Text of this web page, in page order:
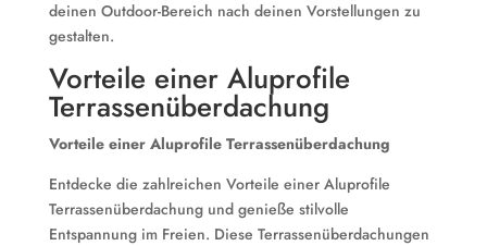
deinen Outdoor-Bereich nach deinen Vorstellungen zu
gestalten.
Vorteile einer Aluprofile
Terrassenüberdachung
Vorteile einer Aluprofile Terrassenüberdachung
Entdecke die zahlreichen Vorteile einer Aluprofile
Terrassenüberdachung und genieße stilvolle
Entspannung im Freien. Diese Terrassenüberdachungen